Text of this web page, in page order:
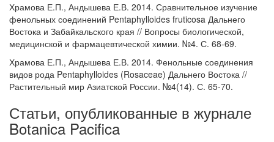
Храмова Е.П., Андышева Е.В. 2014. Сравнительное изучение
фенольных соединений Pentaphylloides fruticosa Дальнего
Востока и Забайкальского края // Вопросы биологической,
медицинской и фармацевтической химии. №4. С. 68-69.
Храмова Е.П., Андышева Е.В. 2014. Фенольные соединения
видов рода Pentaphylloides (Rosaceae) Дальнего Востока //
Растительный мир Азиатской России. №4(14). С. 65-70.
Статьи, опубликованные в журнале
Botanica Pacifica